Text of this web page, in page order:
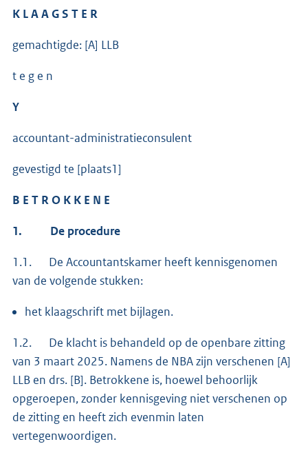
K L A A G S T E R
gemachtigde: [A] LLB
t e g e n
Y
accountant-administratieconsulent
gevestigd te [plaats1]
B E T R O K K E N E
1. De procedure
1.1. De Accountantskamer heeft kennisgenomen
van de volgende stukken:
het klaagschrift met bijlagen.
1.2. De klacht is behandeld op de openbare zitting
van 3 maart 2025. Namens de NBA zijn verschenen [A]
LLB en drs. [B]. Betrokkene is, hoewel behoorlijk
opgeroepen, zonder kennisgeving niet verschenen op
de zitting en heeft zich evenmin laten
vertegenwoordigen.